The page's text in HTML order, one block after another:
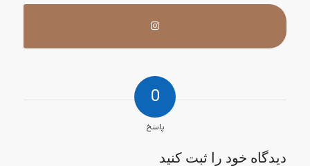
0
پاسخ
دیدگاه خود را ثبت کنید